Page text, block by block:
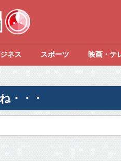
ネス スポーツ 映画・テ
・・・